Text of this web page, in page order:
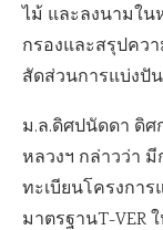
ไม้ และลงนามใ
กรองและสรุปคว
สัดส่วนการแบ่งปั
ม.ล.ดิศปนัดดา ดิ
หลวงฯ กล่าวว่า
ทะเบียนโครงกา
มาตรฐานT-VER